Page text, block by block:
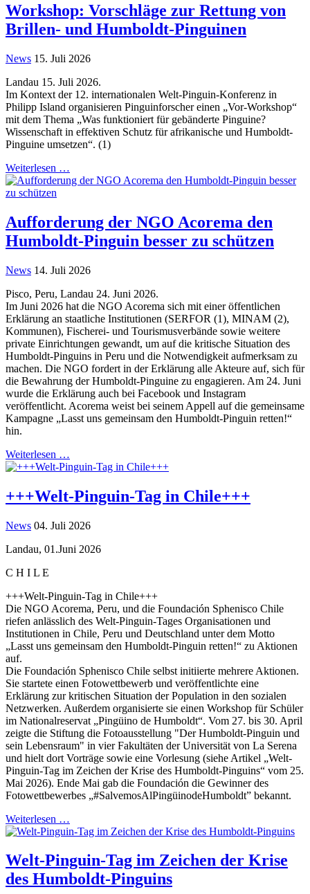
Workshop: Vorschläge zur Rettung von
Brillen- und Humboldt-Pinguinen
News 15. Juli 2026
Landau 15. Juli 2026.
Im Kontext der 12. internationalen Welt-Pinguin-Konferenz in
Philipp Island organisieren Pinguinforscher einen „Vor-Workshop“
mit dem Thema „Was funktioniert für gebänderte Pinguine?
Wissenschaft in effektiven Schutz für afrikanische und Humboldt-
Pinguine umsetzen“. (1)
Weiterlesen …
Aufforderung der NGO Acorema den
Humboldt-Pinguin besser zu schützen
News 14. Juli 2026
Pisco, Peru, Landau 24. Juni 2026.
Im Juni 2026 hat die NGO Acorema sich mit einer öffentlichen
Erklärung an staatliche Institutionen (SERFOR (1), MINAM (2),
Kommunen), Fischerei- und Tourismusverbände sowie weitere
private Einrichtungen gewandt, um auf die kritische Situation des
Humboldt-Pinguins in Peru und die Notwendigkeit aufmerksam zu
machen. Die NGO fordert in der Erklärung alle Akteure auf, sich für
die Bewahrung der Humboldt-Pinguine zu engagieren. Am 24. Juni
wurde die Erklärung auch bei Facebook und Instagram
veröffentlicht. Acorema weist bei seinem Appell auf die gemeinsame
Kampagne „Lasst uns gemeinsam den Humboldt-Pinguin retten!“
hin.
Weiterlesen …
+++Welt-Pinguin-Tag in Chile+++
News 04. Juli 2026
Landau, 01.Juni 2026
C H I L E
+++Welt-Pinguin-Tag in Chile+++
Die NGO Acorema, Peru, und die Foundación Sphenisco Chile
riefen anlässlich des Welt-Pinguin-Tages Organisationen und
Institutionen in Chile, Peru und Deutschland unter dem Motto
„Lasst uns gemeinsam den Humboldt-Pinguin retten!“ zu Aktionen
auf.
Die Foundación Sphenisco Chile selbst initiierte mehrere Aktionen.
Sie startete einen Fotowettbewerb und veröffentlichte eine
Erklärung zur kritischen Situation der Population in den sozialen
Netzwerken. Außerdem organisierte sie einen Workshop für Schüler
im Nationalreservat „Pingüino de Humboldt“. Vom 27. bis 30. April
zeigte die Stiftung die Fotoausstellung "Der Humboldt-Pinguin und
sein Lebensraum" in vier Fakultäten der Universität von La Serena
und hielt dort Vorträge sowie eine Vorlesung (siehe Artikel „Welt-
Pinguin-Tag im Zeichen der Krise des Humboldt-Pinguins“ vom 25.
Mai 2026). Ende Mai gab die Foundación die Gewinner des
Fotowettbewerbes „#SalvemosAlPingüinodeHumboldt” bekannt.
Weiterlesen …
Welt-Pinguin-Tag im Zeichen der Krise
des Humboldt-Pinguins